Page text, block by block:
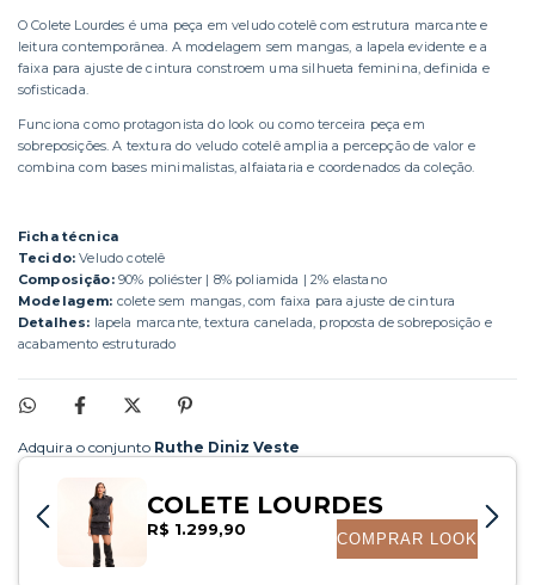
O Colete Lourdes é uma peça em veludo cotelê com estrutura marcante e
leitura contemporânea. A modelagem sem mangas, a lapela evidente e a
faixa para ajuste de cintura constroem uma silhueta feminina, definida e
sofisticada.
Funciona como protagonista do look ou como terceira peça em
sobreposições. A textura do veludo cotelê amplia a percepção de valor e
combina com bases minimalistas, alfaiataria e coordenados da coleção.
Ficha técnica
Tecido: Veludo cotelê
Composição:90% poliéster | 8% poliamida | 2% elastano
Modelagem: colete sem mangas, com faixa para ajuste de cintura
Detalhes: lapela marcante, textura canelada, proposta de sobreposição e
acabamento estruturado